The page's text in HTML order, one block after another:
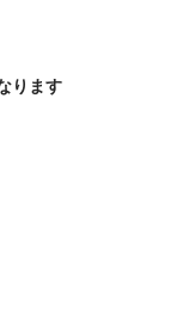
ります